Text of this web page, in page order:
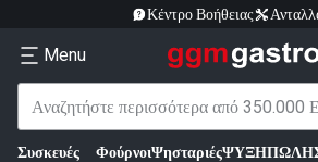
Κέντρο Βοήθειας
Menu
Συσκευές
ΦούρνοιΨησταριέςΨΥΞΗ